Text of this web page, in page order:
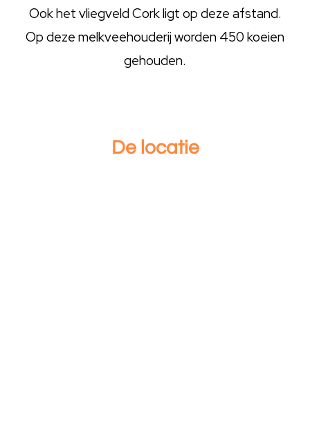
Ook het vliegveld Cork ligt op deze afstand.
Op deze melkveehouderij worden 450 koeien
gehouden.
De locatie